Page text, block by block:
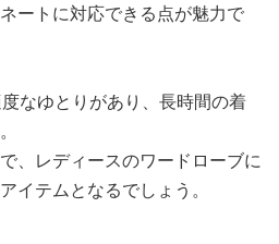
ートに対応できる点が魅力で
なゆとりがあり、長時間の着
、レディースのワードローブに
イテムとなるでしょう。